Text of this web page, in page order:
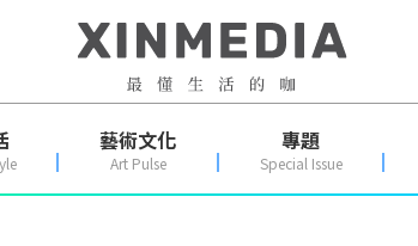
藝術文化
Art Pulse
專題
Special Issue